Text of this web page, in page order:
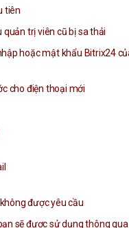
tiên
trị viên cũ bị sa thải
hoặc mật khẩu Bitrix24
cho điện thoại mới
được yêu cầu
sẽ được sử dụng thông qua